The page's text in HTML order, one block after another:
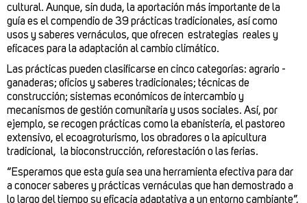
cultural. Aunque, sin duda, la aportación más importante de la
guía es el compendio de 39 prácticas tradicionales, así como
usos y saberes vernáculos, que ofrecen estrategias reales y
eficaces para la adaptación al cambio climático.
Las prácticas pueden clasificarse en cinco categorías: agrario -
ganaderas; oficios y saberes tradicionales; técnicas de
construcción; sistemas económicos de intercambio y
mecanismos de gestión comunitaria y usos sociales. Así, por
ejemplo, se recogen prácticas como la ebanistería, el pastoreo
extensivo, el ecoagroturismo, los obradores o la apicultura
tradicional, la bioconstrucción, reforestación o las ferias.
“Esperamos que esta guía sea una herramienta efectiva para dar
a conocer saberes y prácticas vernáculas que han demostrado a
lo largo del tiempo su eficacia adaptativa a un entorno cambiante”,